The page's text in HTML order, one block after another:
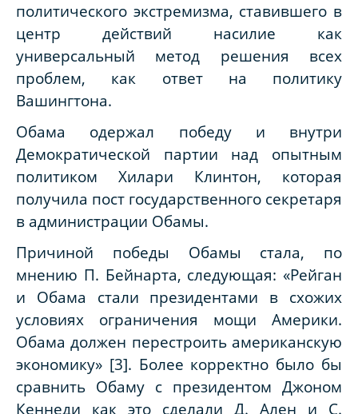
политического экстремизма, ставившего в
центр действий насилие как
универсальный метод решения всех
проблем, как ответ на политику
Вашингтона.
Обама одержал победу и внутри
Демократической партии над опытным
политиком Хилари Клинтон, которая
получила пост государственного секретаря
в администрации Обамы.
Причиной победы Обамы стала, по
мнению П. Бейнарта, следующая: «Рейган
и Обама стали президентами в схожих
условиях ограничения мощи Америки.
Обама должен перестроить американскую
экономику» [3]. Более корректно было бы
сравнить Обаму с президентом Джоном
Кеннеди как это сделали Д. Ален и С.